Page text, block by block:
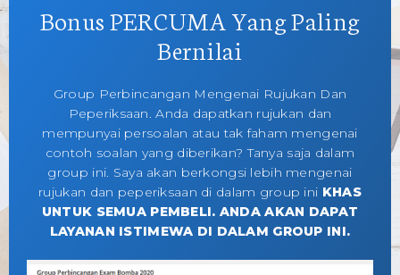
Bonus PERCUMA Yang Paling
Bernilai
Group Perbincangan Mengenai Rujukan Dan
Peperiksaan. Anda dapatkan rujukan dan
mempunyai persoalan atau tak faham mengenai
contoh soalan yang diberikan? Tanya saja dalam
group ini. Saya akan berkongsi lebih mengenai
rujukan dan peperiksaan di dalam group ini KHAS
UNTUK SEMUA PEMBELI. ANDA AKAN DAPAT
LAYANAN ISTIMEWA DI DALAM GROUP INI.